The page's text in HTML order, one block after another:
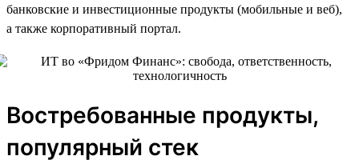
банковские и инвестиционные продукты (мобильные и веб),
а также корпоративный портал.
Востребованные продукты,
популярный стек